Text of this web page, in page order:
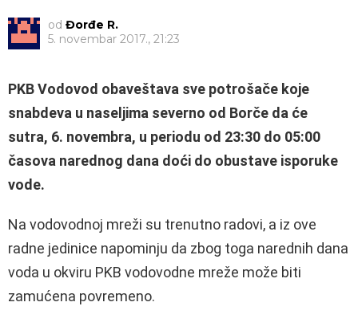
od Đorđe R.
5. novembar 2017., 21:23
PKB Vodovod obaveštava sve potrošače koje
snabdeva u naseljima severno od Borče da će
sutra, 6. novembra, u periodu od 23:30 do 05:00
časova narednog dana doći do obustave isporuke
vode.
Na vodovodnoj mreži su trenutno radovi, a iz ove
radne jedinice napominju da zbog toga narednih dana
voda u okviru PKB vodovodne mreže može biti
zamućena povremeno.